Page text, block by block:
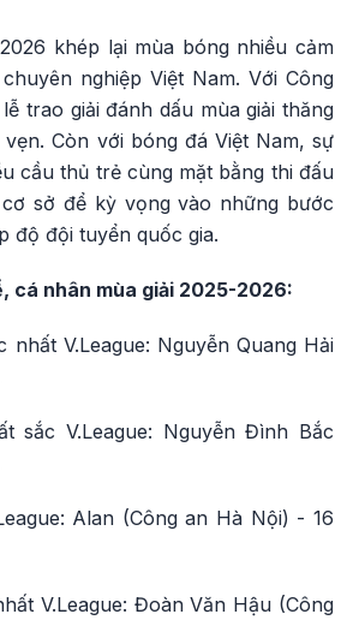
khép lại mùa bóng nhiều cảm
nghiệp Việt Nam. Với Công
trao giải đánh dấu mùa giải thăng
Còn với bóng đá Việt Nam, sự
cầu thủ trẻ cùng mặt bằng thi đấu
sở để kỳ vọng vào những bước
độ đội tuyển quốc gia.
cá nhân mùa giải 2025-2026:
nhất V.League: Nguyễn Quang Hải
sắc V.League: Nguyễn Đình Bắc
Alan (Công an Hà Nội) - 16
V.League: Đoàn Văn Hậu (Công